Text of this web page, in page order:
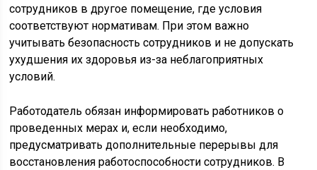
сотрудников в другое помещение, где условия
соответствуют нормативам. При этом важно
учитывать безопасность сотрудников и не допускать
ухудшения их здоровья из-за неблагоприятных
условий.
Работодатель обязан информировать работников о
проведенных мерах и, если необходимо,
предусматривать дополнительные перерывы для
восстановления работоспособности сотрудников. В